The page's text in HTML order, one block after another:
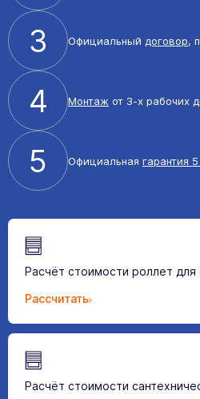
3 Официальный договор,
4 Монтаж от 3-х рабочих
5 Официальная гарантия
Расчёт стоимости роллет для
Рассчитать
Расчёт стоимости